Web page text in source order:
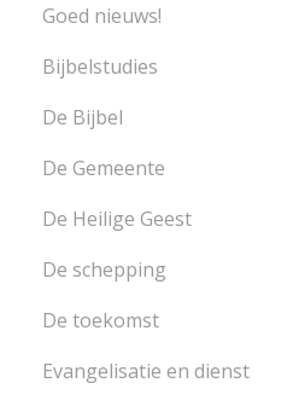
Goed nieuws!
Bijbelstudies
De Bijbel
De Gemeente
De Heilige Geest
De schepping
De toekomst
Evangelisatie en dienst